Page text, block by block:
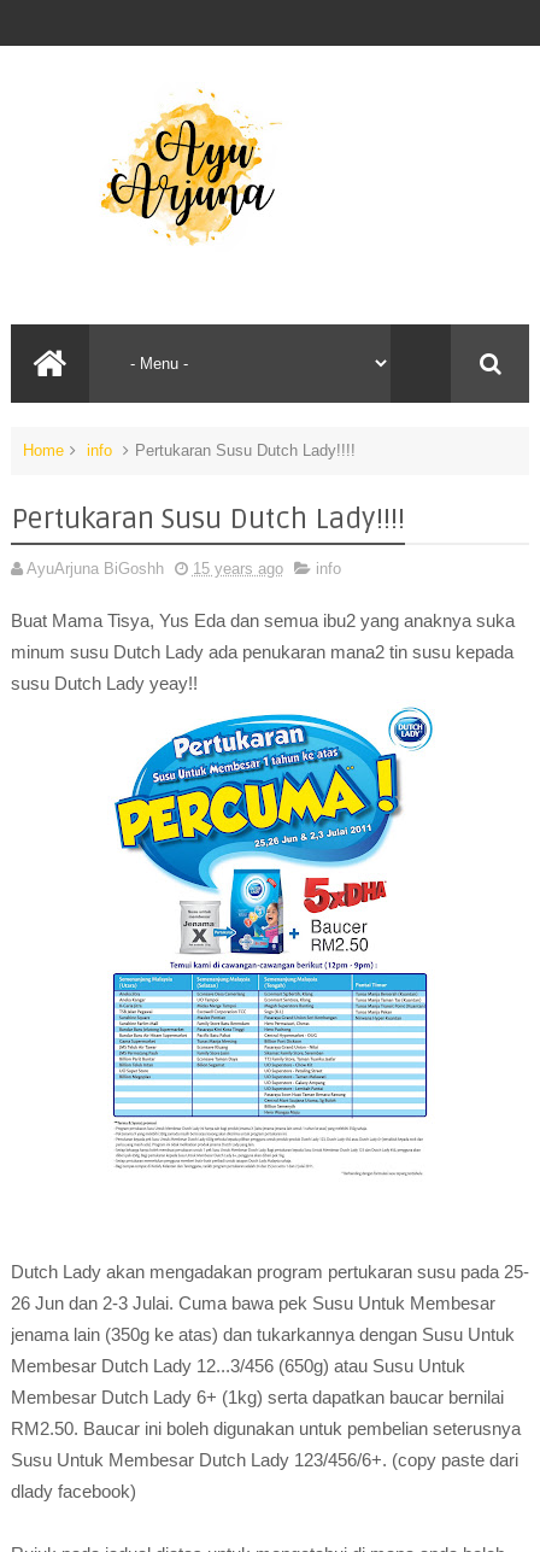
Home info Pertukaran Susu Dutch Lady!!!!
Pertukaran Susu Dutch Lady!!!!
AyuArjuna BiGoshh 15 years ago info
Buat Mama Tisya, Yus Eda dan semua ibu2 yang anaknya suka
minum susu Dutch Lady ada penukaran mana2 tin susu kepada
susu Dutch Lady yeay!!
Dutch Lady akan mengadakan program pertukaran susu pada 25-
26 Jun dan 2-3 Julai. Cuma bawa pek Susu Untuk Membesar
jenama lain (350g ke atas) dan tukarkannya dengan Susu Untuk
Membesar Dutch Lady 12...3/456 (650g) atau Susu Untuk
Membesar Dutch Lady 6+ (1kg) serta dapatkan baucar bernilai
RM2.50. Baucar ini boleh digunakan untuk pembelian seterusnya
Susu Untuk Membesar Dutch Lady 123/456/6+. (copy paste dari
dlady facebook)